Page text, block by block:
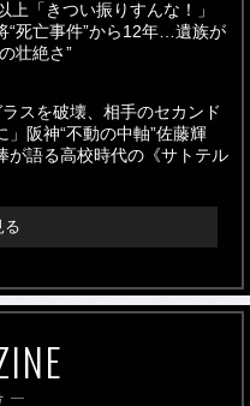
上「きつい振りすんな！」
“死亡事件”から12年…遺族が
壮絶さ”
ラスを破壊、相手のセカンド
」阪神“不動の中軸”佐藤輝
が語る高校時代の《サトテル
る